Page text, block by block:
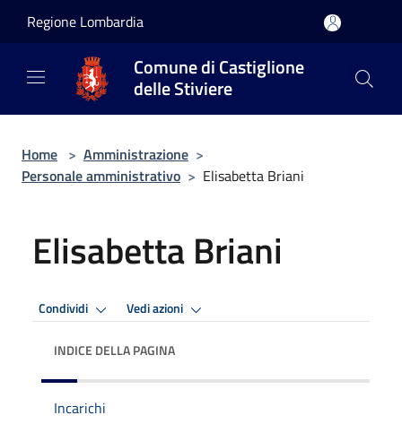
Regione Lombardia
Comune di Castiglione
delle Stiviere
Home > Amministrazione >
Personale amministrativo > Elisabetta Briani
Elisabetta Briani
Condividi Vedi azioni
INDICE DELLA PAGINA
Incarichi